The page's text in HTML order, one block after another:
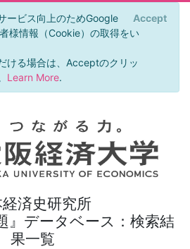
ービス向上のためGoogle
様情報（Cookie）の取得をい
ける場合は、Acceptのクリッ
Learn More.
Accept
経済史研究所
』データベース：検索結
果一覧
×